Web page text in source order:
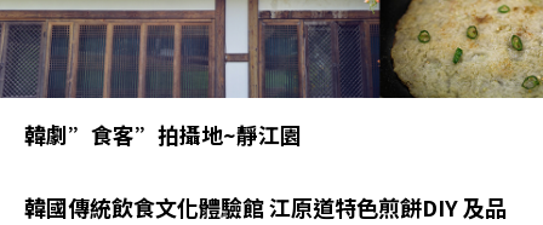
韓劇”食客”拍攝地~靜江園
韓國傳統飲食文化體驗館 江原道特色煎餅DIY 及品